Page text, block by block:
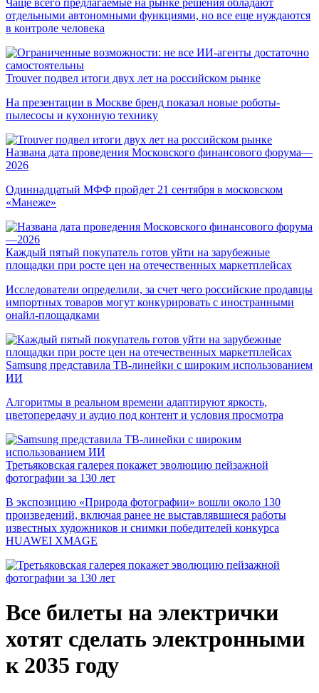
Чаще всего предлагаемые на рынке решения обладают
отдельными автономными функциями, но все еще нуждаются
в контроле человека
Trouver подвел итоги двух лет на российском рынке
На презентации в Москве бренд показал новые роботы-
пылесосы и кухонную технику
Названа дата проведения Московского финансового форума—
2026
Одиннадцатый МФФ пройдет 21 сентября в московском
«Манеже»
Каждый пятый покупатель готов уйти на зарубежные
площадки при росте цен на отечественных маркетплейсах
Исследователи определили, за счет чего российские продавцы
импортных товаров могут конкурировать с иностранными
онайл-площадками
Samsung представила ТВ-линейки с широким использованием
ИИ
Алгоритмы в реальном времени адаптируют яркость,
цветопередачу и аудио под контент и условия просмотра
Третьяковская галерея покажет эволюцию пейзажной
фотографии за 130 лет
В экспозицию «Природа фотографии» вошли около 130
произведений, включая ранее не выставлявшиеся работы
известных художников и снимки победителей конкурса
HUAWEI XMAGE
Все билеты на электрички
хотят сделать электронными
к 2035 году